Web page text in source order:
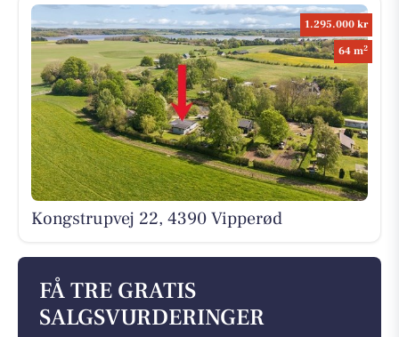
1.295.000 kr
64 m2
Kongstrupvej 22, 4390 Vipperød
FÅ TRE GRATIS
SALGSVURDERINGER